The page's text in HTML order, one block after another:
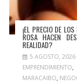
¡EL PRECIO DE
ROSA HACEN
REALIDAD?
5 AGOSTO, 2026
EMPRENDIMIENTO,
MARACAIBO,